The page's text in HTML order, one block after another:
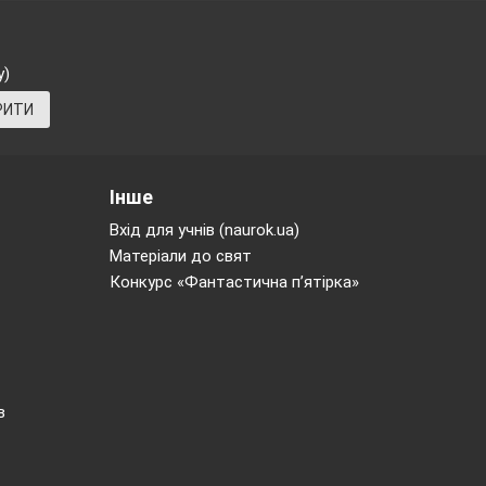
процесу
9 кл,
з
Інше
Вхід для учнів (naurok.ua)
Матеріали до свят
Конкурс «Фантастична п’ятірка»